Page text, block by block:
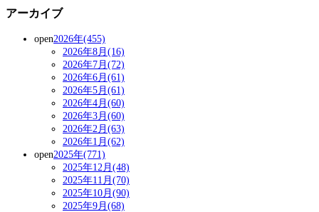
アーカイブ
open2026年(455)
2026年8月(16)
2026年7月(72)
2026年6月(61)
2026年5月(61)
2026年4月(60)
2026年3月(60)
2026年2月(63)
2026年1月(62)
open2025年(771)
2025年12月(48)
2025年11月(70)
2025年10月(90)
2025年9月(68)